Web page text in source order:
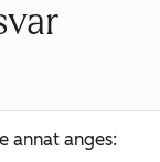
annat anges: